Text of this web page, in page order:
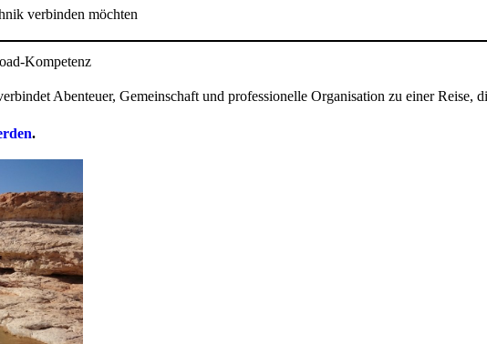
verbinden möchten
Kompetenz
Abenteuer, Gemeinschaft und professionelle Organisation zu einer Reise,
.